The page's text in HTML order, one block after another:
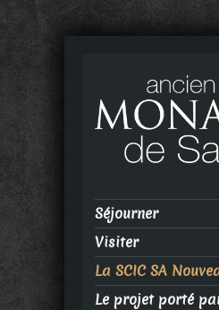
Séjourner
Visiter
La SCIC SA
Le projet porté